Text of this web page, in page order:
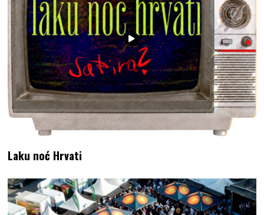
Laku noć Hrvati